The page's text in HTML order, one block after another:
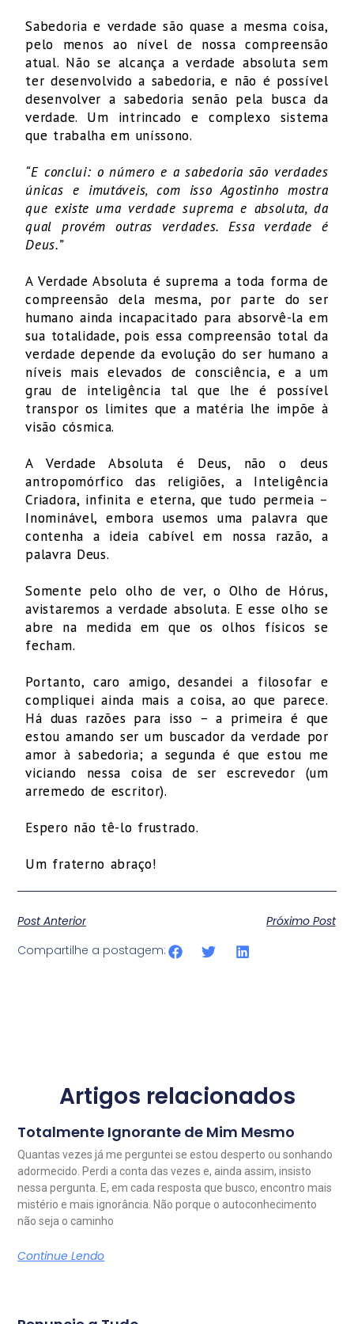
Sabedoria e verdade são quase a mesma coisa,
pelo menos ao nível de nossa compreensão
atual. Não se alcança a verdade absoluta sem
ter desenvolvido a sabedoria, e não é possível
desenvolver a sabedoria senão pela busca da
verdade. Um intrincado e complexo sistema
que trabalha em uníssono.
“E conclui: o número e a sabedoria são verdades
únicas e imutáveis, com isso Agostinho mostra
que existe uma verdade suprema e absoluta, da
qual provém outras verdades. Essa verdade é
Deus.”
A Verdade Absoluta é suprema a toda forma de
compreensão dela mesma, por parte do ser
humano ainda incapacitado para absorvê-la em
sua totalidade, pois essa compreensão total da
verdade depende da evolução do ser humano a
níveis mais elevados de consciência, e a um
grau de inteligência tal que lhe é possível
transpor os limites que a matéria lhe impõe à
visão cósmica.
A Verdade Absoluta é Deus, não o deus
antropomórfico das religiões, a Inteligência
Criadora, infinita e eterna, que tudo permeia –
Inominável, embora usemos uma palavra que
contenha a ideia cabível em nossa razão, a
palavra Deus.
Somente pelo olho de ver, o Olho de Hórus,
avistaremos a verdade absoluta. E esse olho se
abre na medida em que os olhos físicos se
fecham.
Portanto, caro amigo, desandei a filosofar e
compliquei ainda mais a coisa, ao que parece.
Há duas razões para isso – a primeira é que
estou amando ser um buscador da verdade por
amor à sabedoria; a segunda é que estou me
viciando nessa coisa de ser escrevedor (um
arremedo de escritor).
Espero não tê-lo frustrado.
Um fraterno abraço!
Post Anterior
Próximo Post
Compartilhe a postagem:
Artigos relacionados
Totalmente Ignorante de Mim Mesmo
Quantas vezes já me perguntei se estou desperto ou sonhando
adormecido. Perdi a conta das vezes e, ainda assim, insisto
nessa pergunta. E, em cada resposta que busco, encontro mais
mistério e mais ignorância. Não porque o autoconhecimento
não seja o caminho
Continue Lendo